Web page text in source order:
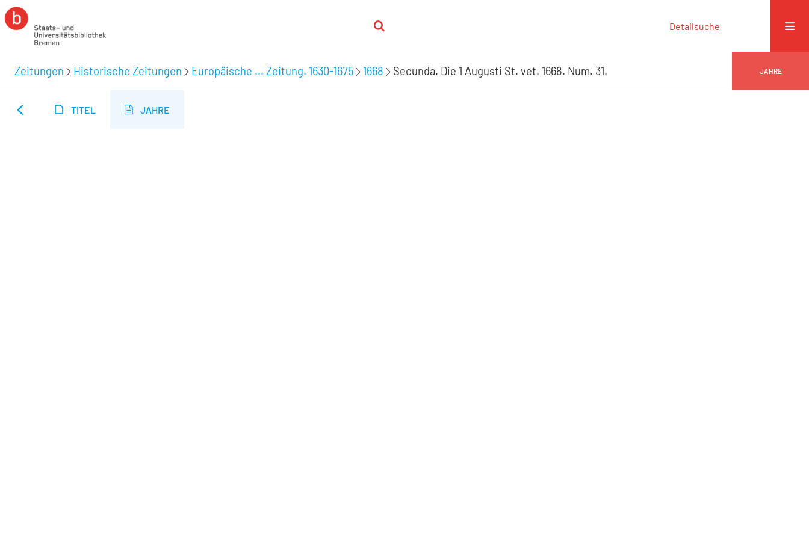
Detailsuche
Zeitungen Historische Zeitungen Europäische ... Zeitung. 1630-1675 1668 Secunda. Die 1 Augusti St. vet. 1668. Num. 31. JAHRE
TITEL JAHRE